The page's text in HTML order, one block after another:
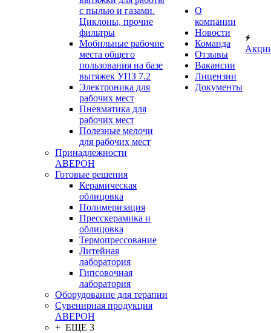
с пылью и газами.
Циклоны, прочие
фильтры
Мобильные рабочие
места общего
пользования на базе
вытяжек УПЗ 7.2
Электроника для
рабочих мест
Пневматика для
рабочих мест
Полезные мелочи
для рабочих мест
Принадлежности
АВЕРОН
Готовые решения
Керамическая
облицовка
Полимеризация
Пресскерамика и
облицовка
Термопрессование
Литейная
лаборатория
Гипсовочная
лаборатория
Оборудование для терапии
Сувенирная продукция
АВЕРОН
+ ЕЩЕ 3
О
компании
Новости
Команда
Отзывы
Вакансии
Лицензии
Документы